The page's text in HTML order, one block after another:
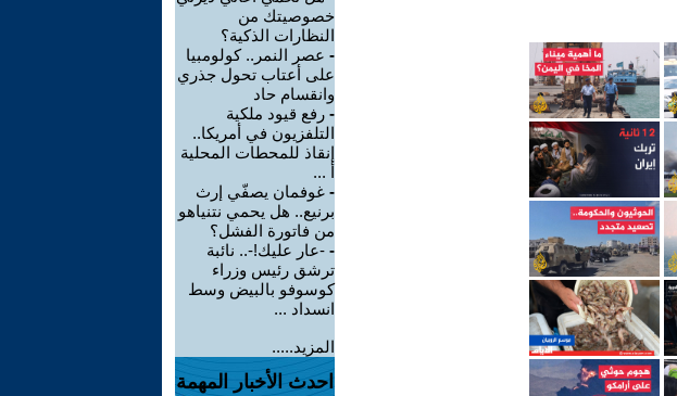
خصوصيتك من
النظارات الذكية؟
- عصر النمر.. كولومبيا
على أعتاب تحول جذري
وانقسام حاد
- رفع قيود ملكية
التلفزيون في أمريكا..
إنقاذ للمحطات المحلية
أ ...
- غوفمان يصفّي إرث
برنيع.. هل يحمي نتنياهو
من فاتورة الفشل؟
- -عار عليك!-.. نائبة
ترشق رئيس وزراء
كوسوفو بالبيض وسط
انسداد ...
المزيد.....
احدث الأخبار المهمة